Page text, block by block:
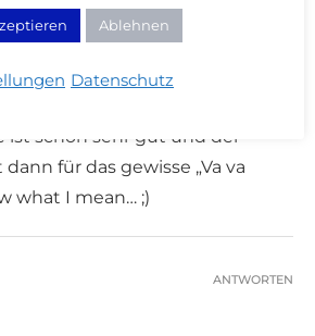
False Lash Superstar XFiber
habe sie gekauft nachdem
davon geschwärmt hat
ist schon sehr gut und der
für das gewisse „Va va
what I mean… ;)
ANTWORTEN
Ablehnen
Datenschutz